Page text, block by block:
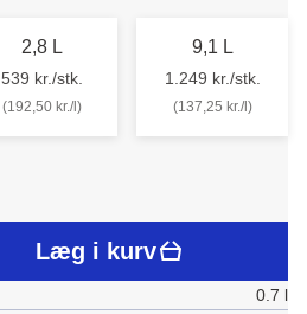
2,8 L
539 kr./stk.
(192,50 kr./l)
9,1 L
1.249 kr./stk.
(137,25 kr./l)
Læg i kurv
0.7 l